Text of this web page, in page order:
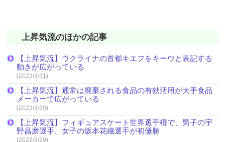
上昇気流のほかの記事
【上昇気流】ウクライナの首都キエフをキーウと表記する
動きが広がっている
(2022/3/31)
【上昇気流】通常は廃棄される食品の有効活用が大手食品
メーカーで広がっている
(2022/3/30)
【上昇気流】フィギュアスケート世界選手権で、男子の宇
野昌磨選手、女子の坂本花織選手が初優勝
(2022/3/29)